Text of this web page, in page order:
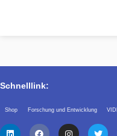
Schnelllink:
Shop Forschung und Entwicklung